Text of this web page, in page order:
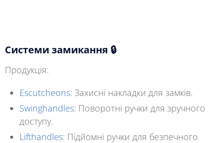
Системи замикання 🔒
Продукція:
Escutcheons: Захисні накладки для замків.
Swinghandles: Поворотні ручки для зручного
доступу.
Lifthandles: Підйомні ручки для безпечного